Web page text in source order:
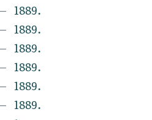
1889.
1889.
1889.
1889.
1889.
1889.